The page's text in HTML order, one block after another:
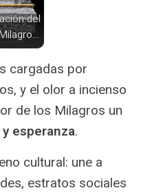
del
un
y
lados
con
estilo
cargadas por
y el olor a incienso
de los Milagros un
esperanza.
cultural: une a
estratos sociales